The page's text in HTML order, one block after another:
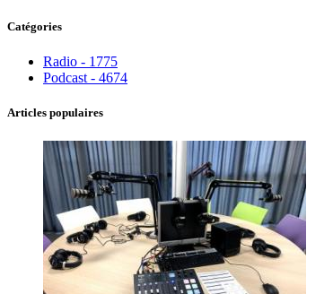
Catégories
Radio - 1775
Podcast - 4674
Articles populaires